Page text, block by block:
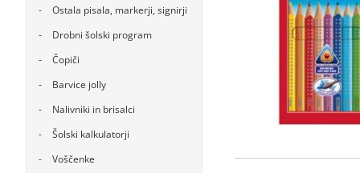
Ostala pisala, markerji, signirji
Drobni šolski program
Čopiči
Barvice jolly
Nalivniki in brisalci
Šolski kalkulatorji
Voščenke